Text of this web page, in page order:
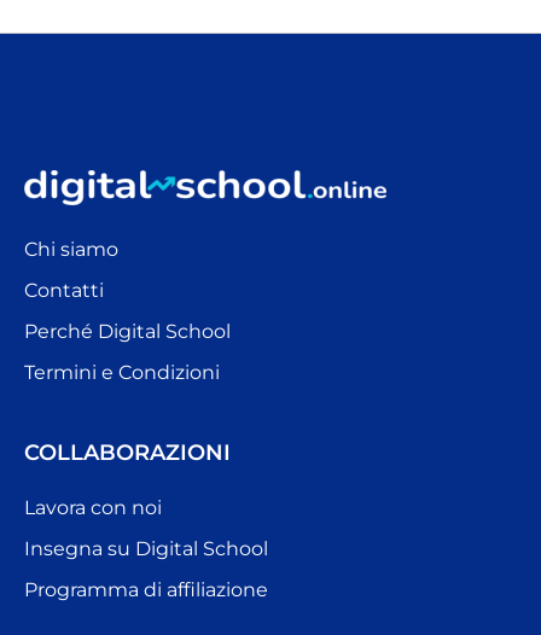
Chi siamo
Contatti
Perché Digital School
Termini e Condizioni
COLLABORAZIONI
Lavora con noi
Insegna su Digital School
Programma di affiliazione